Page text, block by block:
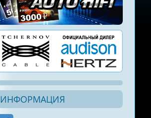
ИНФОРМАЦИЯ